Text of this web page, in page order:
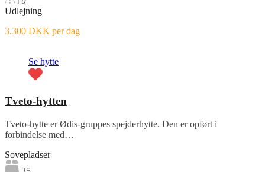
Udlejning
3.300 DKK per dag
Se hytte
Tveto-hytten
Tveto-hytte er Ødis-gruppes spejderhytte. Den er opført i
forbindelse med…
Sovepladser